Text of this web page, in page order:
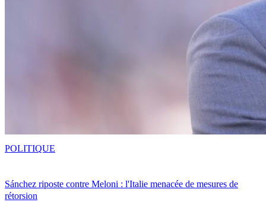
Sánchez riposte contre Meloni : l'Italie menacée de mesures de
rétorsion
POLITIQUE